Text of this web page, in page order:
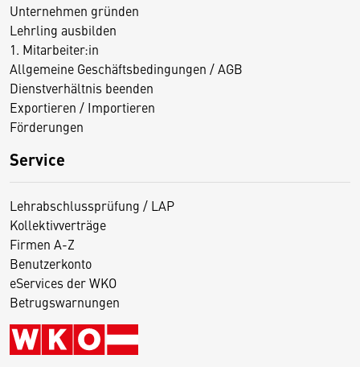
Unternehmen gründen
Lehrling ausbilden
1. Mitarbeiter:in
Allgemeine Geschäftsbedingungen / AGB
Dienstverhältnis beenden
Exportieren / Importieren
Förderungen
Service
Lehrabschlussprüfung / LAP
Kollektivverträge
Firmen A-Z
Benutzerkonto
eServices der WKO
Betrugswarnungen